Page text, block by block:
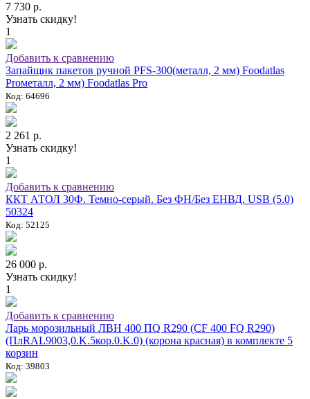
7 730 р.
Узнать скидку!
1
Добавить к сравнению
Запайщик пакетов ручной PFS-300(металл, 2 мм) Foodatlas
Proметалл, 2 мм) Foodatlas Pro
Код: 64696
2 261 р.
Узнать скидку!
1
Добавить к сравнению
ККТ АТОЛ 30Ф. Темно-серый. Без ФН/Без ЕНВД. USB (5.0)
50324
Код: 52125
26 000 р.
Узнать скидку!
1
Добавить к сравнению
Ларь морозильный ЛВН 400 ПQ R290 (СF 400 FQ R290)
(ПлRAL9003,0.K.5кор.0.K.0) (корона красная) в комплекте 5
корзин
Код: 39803